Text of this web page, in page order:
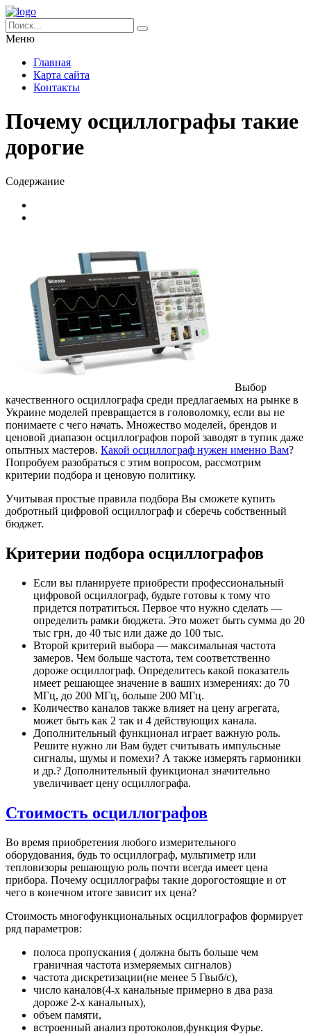
Меню
Главная
Карта сайта
Контакты
Почему осциллографы такие
дорогие
Содержание
Выбор
качественного осциллографа среди предлагаемых на рынке в
Украине моделей превращается в головоломку, если вы не
понимаете с чего начать. Множество моделей, брендов и
ценовой диапазон осциллографов порой заводят в тупик даже
опытных мастеров. Какой осциллограф нужен именно Вам?
Попробуем разобраться с этим вопросом, рассмотрим
критерии подбора и ценовую политику.
Учитывая простые правила подбора Вы сможете купить
добротный цифровой осциллограф и сберечь собственный
бюджет.
Критерии подбора осциллографов
Если вы планируете приобрести профессиональный
цифровой осциллограф, будьте готовы к тому что
придется потратиться. Первое что нужно сделать —
определить рамки бюджета. Это может быть сумма до 20
тыс грн, до 40 тыс или даже до 100 тыс.
Второй критерий выбора — максимальная частота
замеров. Чем больше частота, тем соответственно
дороже осциллограф. Определитесь какой показатель
имеет решающее значение в ваших измерениях: до 70
МГц, до 200 МГц, больше 200 МГц.
Количество каналов также влияет на цену агрегата,
может быть как 2 так и 4 действующих канала.
Дополнительный функционал играет важную роль.
Решите нужно ли Вам будет считывать импульсные
сигналы, шумы и помехи? А также измерять гармоники
и др.? Дополнительный функционал значительно
увеличивает цену осциллографа.
Стоимость осциллографов
Во время приобретения любого измерительного
оборудования, будь то осциллограф, мультиметр или
тепловизоры решающую роль почти всегда имеет цена
прибора. Почему осциллографы такие дорогостоящие и от
чего в конечном итоге зависит их цена?
Стоимость многофункциональных осциллографов формирует
ряд параметров:
полоса пропускания ( должна быть больше чем
граничная частота измеряемых сигналов)
частота дискретизации(не менее 5 Гвыб/с),
число каналов(4-х канальные примерно в два раза
дороже 2-х канальных),
объем памяти,
встроенный анализ протоколов,функция Фурье.